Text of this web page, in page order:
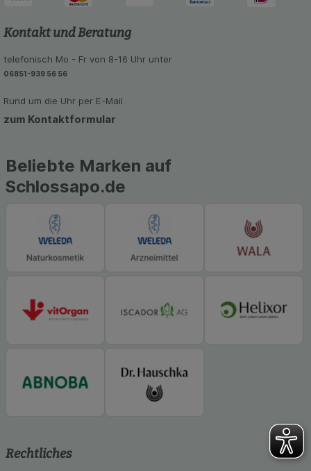
Kontakt und Beratung
telefonisch Mo - Fr von 8-16 Uhr unter
06851-939 56 56
Rund um die Uhr per E-Mail
zum Kontaktformular
Beliebte Marken auf
Schlossapo.de
Rechtliches